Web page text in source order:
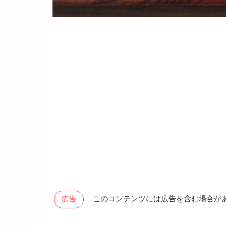
広告 このコンテンツには広告を含む場合が